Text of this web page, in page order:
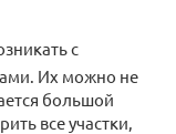
с
Их можно не
большой
все участки,